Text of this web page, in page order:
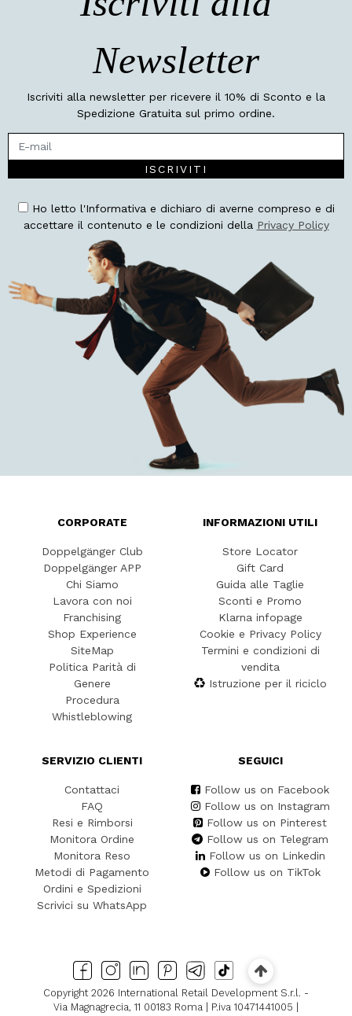
Newsletter
Iscriviti alla newsletter per ricevere il 10% di Sconto e la
Spedizione Gratuita sul primo ordine.
ISCRIVITI
Ho letto l'Informativa e dichiaro di averne compreso e di
accettare il contenuto e le condizioni della Privacy Policy
CORPORATE
Doppelgänger Club
Doppelgänger APP
Chi Siamo
Lavora con noi
Franchising
Shop Experience
SiteMap
Politica Parità di
Genere
Procedura
Whistleblowing
INFORMAZIONI UTILI
Store Locator
Gift Card
Guida alle Taglie
Sconti e Promo
Klarna infopage
Cookie e Privacy Policy
Termini e condizioni di
vendita
Istruzione per il riciclo
SERVIZIO CLIENTI
Contattaci
FAQ
Resi e Rimborsi
Monitora Ordine
Monitora Reso
Metodi di Pagamento
Ordini e Spedizioni
Scrivici su WhatsApp
SEGUICI
Follow us on Facebook
Follow us on Instagram
Follow us on Pinterest
Follow us on Telegram
Follow us on Linkedin
Follow us on TikTok
Copyright 2026 International Retail Development S.r.l. -
Via Magnagrecia, 11 00183 Roma | P.iva 10471441005 |